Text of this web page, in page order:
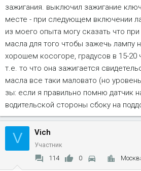
зажигания. выключил зажигание
месте - при следующем включении
из моего опыта могу сказать что
масла для того чтобы зажечь лампу
хорошем косогоре, градусов в 15-20
т.е. то что она зажигается
масла все таки маловато (но уровень
зы: если я правильно помню датчик
водительской стороны сбоку на
V Vich
Участник
114 0